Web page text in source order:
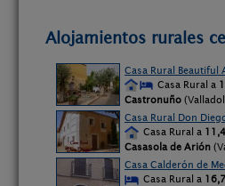
Alojamientos rurales
Casa Rural Beautiful
Casa Rural a
Castronuño
Casa Rural Don
Casa Rural a
Casasola de Arión
Casa Calderón de
Casa Rural a